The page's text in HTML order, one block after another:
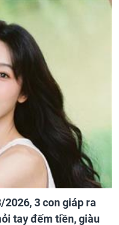
3 con giáp ra
tay đếm tiền, giàu